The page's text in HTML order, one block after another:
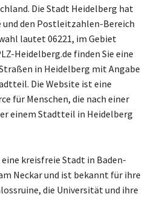
Die Stadt Heidelberg hat
den Postleitzahlen-Bereich
lautet 06221, im Gebiet
Heidelberg.de finden Sie eine
in Heidelberg mit Angabe
Die Website ist eine
für Menschen, die nach einer
einem Stadtteil in Heidelberg
kreisfreie Stadt in Baden-
Neckar und ist bekannt für ihre
die Universität und ihre